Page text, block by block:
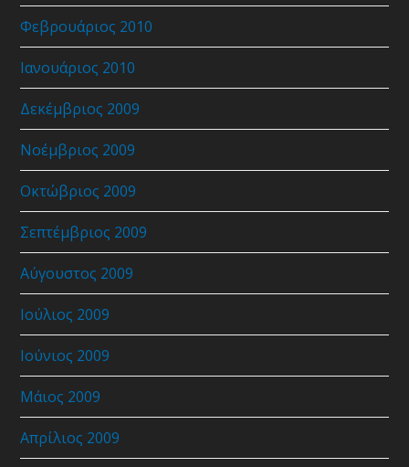
Φεβρουάριος 2010
Ιανουάριος 2010
Δεκέμβριος 2009
Νοέμβριος 2009
Οκτώβριος 2009
Σεπτέμβριος 2009
Αύγουστος 2009
Ιούλιος 2009
Ιούνιος 2009
Μάιος 2009
Απρίλιος 2009